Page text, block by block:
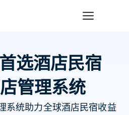
选酒店民宿
管理系统
系统助力全球酒店民宿收益